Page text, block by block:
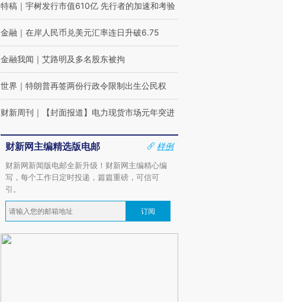
特稿 ｜ 宇树发行市值610亿 先行者的加速和考验
金融 ｜ 在岸人民币兑美元汇率连日升破6.75
金融我闻 ｜ 艾路明及多名股东被拘
世界 ｜ 特朗普再签两份行政令限制出生公民权
财新周刊 ｜ 【封面报道】电力现货市场元年突进
财新网主编精选版电邮
样例
财新网新闻版电邮全新升级！财新网主编精心编
写，每个工作日定时投递，篇篇重磅，可信可
引。
订阅